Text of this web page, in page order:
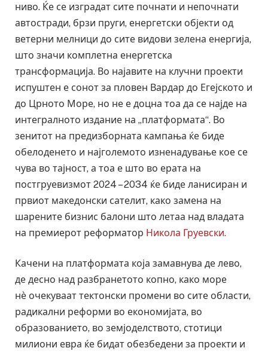
ниво. Ќе се изградат сите почнати и непочнати
автостради, брзи пруги, енергетски објекти од
ветерни мелници до сите видови зелена енергија,
што значи комплетна енергетска
трансформација. Во најавите на клучни проекти
испуштен е сонот за пловен Вардар до Егејското и
до Црното Море, но не е доцна тоа да се најде на
интегралното издание на „платформата“. Во
зенитот на предизборната кампања ќе биде
обелоденето и најголемото изненадување кое се
чува во тајност, а тоа е што во ерата на
постгруевизмот 2024 – 2034 ќе биде ланисиран и
првиот македонски сателит, како замена на
шарените бизнис балони што летаа над владата
на премиерот реформатор Никола Груевски.
Качени на платформата која замавнува де лево,
де десно над разбранетото копно, како море
нѐ очекуваат тектонски промени во сите области,
радикални реформи во економијата, во
образованието, во земјоделството, стотици
милиони евра ќе бидат обезбедени за проекти и